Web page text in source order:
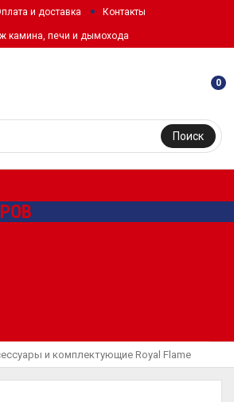
и доставка Контакты
камина, печи и дымохода
Поиск
0
и комплектующие Royal Flame